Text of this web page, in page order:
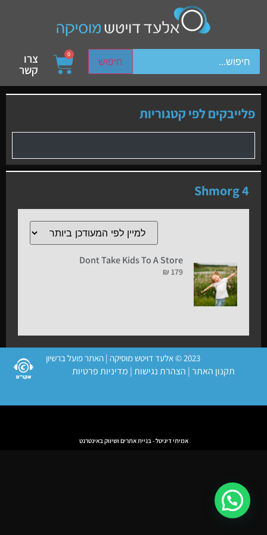
חיפוש
device users, explore by touch or with swipe gestures.
0 צרו
קשר
פלייבקים לפי קטגוריות
Shmorg 4
Dont Take Kids To A Store
₪ 179
2023 © אלעד דויטש מוסיקה | האתר פועל ברשיון
תקנון האתר| הצהרת נגישות| מדיניות פרטיות
אמיתי דיגיטל - בניית אתרים ושיווק באינטרנט